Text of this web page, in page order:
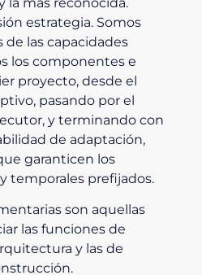
estrategia. Somos
de las capacidades
los componentes e
proyecto, desde el
pasando por el
y terminando con
de adaptación,
garanticen los
temporales prefijados.
son aquellas
las funciones de
y las de